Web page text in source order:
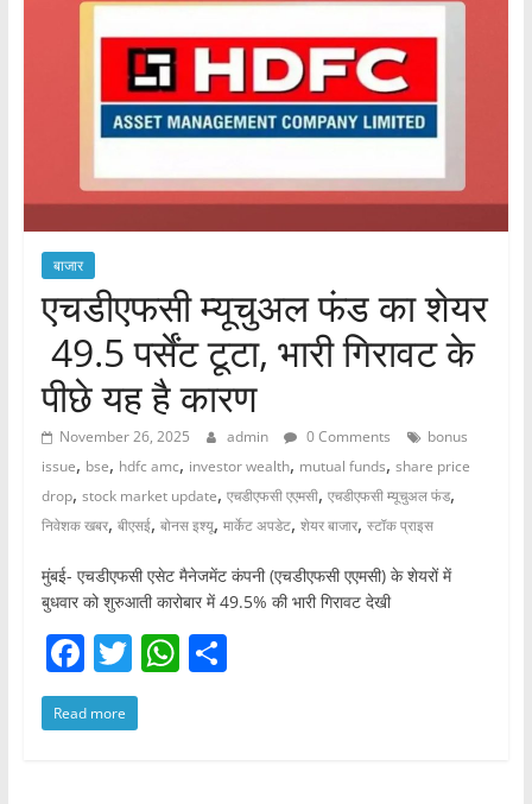
बाजार
एचडीएफसी म्यूचुअल फंड का शेयर
49.5 पर्सेंट टूटा, भारी गिरावट के
पीछे यह है कारण
November 26, 2025 admin 0 Comments
bonus
issue, bse, hdfc amc, investor wealth, mutual funds, share price
drop, stock market update, एचडीएफसी एएमसी, एचडीएफसी म्यूचुअल फंड,
निवेशक खबर, बीएसई, बोनस इश्यू, मार्केट अपडेट, शेयर बाजार, स्टॉक प्राइस
मुंबई- एचडीएफसी एसेट मैनेजमेंट कंपनी (एचडीएफसी एएमसी) के शेयरों में
बुधवार को शुरुआती कारोबार में 49.5% की भारी गिरावट देखी
F
a
c
T
w
itt
W S
Read more